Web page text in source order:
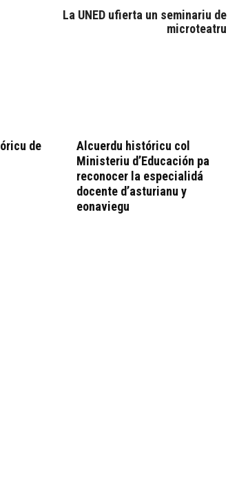
La UNED ufierta un seminariu de
microteatru
de
Alcuerdu históricu col
Ministeriu d’Educación pa
reconocer la especialidá
docente d’asturianu y
eonaviegu